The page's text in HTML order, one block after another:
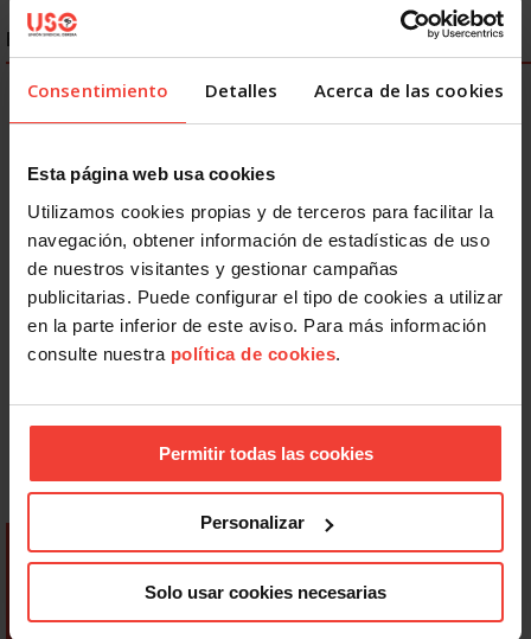
Consentimiento Detalles Acerca de las cookies
Esta página web usa cookies
Utilizamos cookies propias y de terceros para facilitar la
navegación, obtener información de estadísticas de uso
de nuestros visitantes y gestionar campañas
publicitarias. Puede configurar el tipo de cookies a utilizar
en la parte inferior de este aviso. Para más información
consulte nuestra política de cookies.
Permitir todas las cookies
Personalizar
Solo usar cookies necesarias
ENLACES DESTACADOS